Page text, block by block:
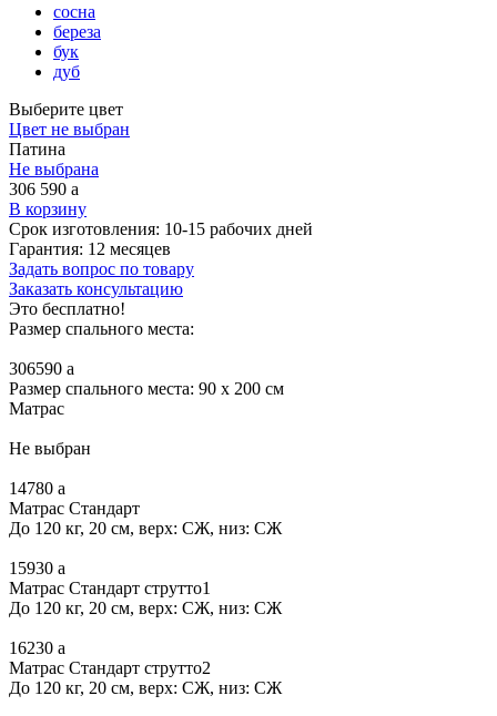
сосна
береза
бук
дуб
Выберите цвет
Цвет не выбран
Патина
Не выбрана
306 590 a
В корзину
Срок изготовления: 10-15 рабочих дней
Гарантия: 12 месяцев
Задать вопрос по товару
Заказать консультацию
Это бесплатно!
Размер спального места:
306590 a
Размер спального места: 90 x 200 см
Матрас
Не выбран
14780 a
Матрас Стандарт
До 120 кг, 20 см, верх: СЖ, низ: СЖ
15930 a
Матрас Стандарт струтто1
До 120 кг, 20 см, верх: СЖ, низ: СЖ
16230 a
Матрас Стандарт струтто2
До 120 кг, 20 см, верх: СЖ, низ: СЖ